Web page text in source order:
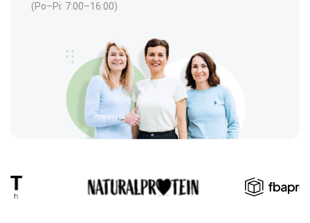
(Po–Pi: 7:00–16:00)